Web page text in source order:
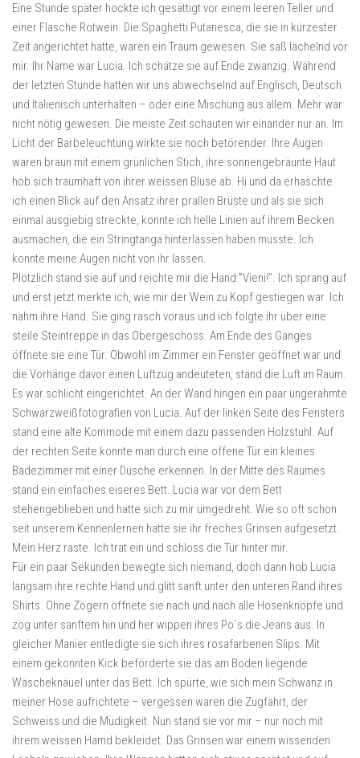
Eine Stunde später hockte ich gesättigt vor einem leeren Teller und
einer Flasche Rotwein. Die Spaghetti Putanesca, die sie in kürzester
Zeit angerichtet hatte, waren ein Traum gewesen. Sie saß lächelnd vor
mir. Ihr Name war Lucia. Ich schätze sie auf Ende zwanzig. Während
der letzten Stunde hatten wir uns abwechselnd auf Englisch, Deutsch
und Italienisch unterhalten – oder eine Mischung aus allem. Mehr war
nicht nötig gewesen. Die meiste Zeit schauten wir einander nur an. Im
Licht der Barbeleuchtung wirkte sie noch betörender. Ihre Augen
waren braun mit einem grünlichen Stich, ihre sonnengebräunte Haut
hob sich traumhaft von ihrer weissen Bluse ab. Hi und da erhaschte
ich einen Blick auf den Ansatz ihrer prallen Brüste und als sie sich
einmal ausgiebig streckte, konnte ich helle Linien auf ihrem Becken
ausmachen, die ein Stringtanga hinterlassen haben musste. Ich
konnte meine Augen nicht von ihr lassen.
Plötzlich stand sie auf und reichte mir die Hand:”Vieni!”. Ich sprang auf
und erst jetzt merkte ich, wie mir der Wein zu Kopf gestiegen war. Ich
nahm ihre Hand. Sie ging rasch voraus und ich folgte ihr über eine
steile Steintreppe in das Obergeschoss. Am Ende des Ganges
öffnete sie eine Tür. Obwohl im Zimmer ein Fenster geöffnet war und
die Vorhänge davor einen Luftzug andeuteten, stand die Luft im Raum.
Es war schlicht eingerichtet. An der Wand hingen ein paar ungerahmte
Schwarzweißfotografien von Lucia. Auf der linken Seite des Fensters
stand eine alte Kommode mit einem dazu passenden Holzstuhl. Auf
der rechten Seite konnte man durch eine offene Tür ein kleines
Badezimmer mit einer Dusche erkennen. In der Mitte des Raumes
stand ein einfaches eiseres Bett. Lucia war vor dem Bett
stehengeblieben und hatte sich zu mir umgedreht. Wie so oft schon
seit unserem Kennenlernen hatte sie ihr freches Grinsen aufgesetzt.
Mein Herz raste. Ich trat ein und schloss die Tür hinter mir.
Für ein paar Sekunden bewegte sich niemand, doch dann hob Lucia langsam ihre rechte Hand und glitt sanft unter den unteren Rand ihres Shirts. Ohne Zögern öffnete sie nach und nach alle Hosenknöpfe und zog unter sanftem hin und her wippen ihres Po´s die Jeans aus. In gleicher Manier entledigte sie sich ihres rosafarbenen Slips. Mit einem gekonnten Kick beförderte sie das am Boden liegende Wäscheknäuel unter das Bett. Ich spürte, wie sich mein Schwanz in meiner Hose aufrichtete – vergessen waren die Zugfahrt, der Schweiss und die Müdigkeit. Nun stand sie vor mir – nur noch mit ihrem weissen Hamd bekleidet. Das Grinsen war einem wissenden Lächeln gewichen. Ihre Wangen hatten sich etwas gerötet und auf ihrer Haut schimmerte ein dünner Schweissfilm. Das Pochen in meiner Hose wurde stärker. Ich machte einen Schritt auf sie zu, doch sie wich zurück. Langsam ging sie rückwärts zum Bett und setzte sich hin. Einen kurzen Augenblick glaubte ich, einen kleinen dunklen Haarschopf zwischen ihren Beinen zu erblicken, doch dann rutschte sie mit verschränkten Beinen auf das Bett nach hinten und legte sich auf den Rücken. Sie stellte ein Bein auf das Bett und ließ das andere Bein über den Bettrand nach unten baumeln. Mit geschlossenen Augen verweilte sie in dieser Position für eine halbe Ewigkeit. Nun musste auch ich grinsen. Die kleine Sau hatte es voll drauf. Ich griff mir mit der rechten Hand in den Schritt und ertastete durch den Stoff die Härte meines Ständers. Er hatte es sich senkrecht bequemgemacht und meine pralle Eichel lugte etwas über den Rand meiner Shorts heraus. Als ich wieder aufblickte sah ich, dass mich Lucia beobachtete. Sie hatte ihren Oberkörper leicht aufgerichtet und stützte sich mit den Ellbogen ab. Kaum merklich zog sie mit einer Hand ihr Shirt um ein paar Zentimeter nach oben, sodass ihre Scham zum Vorschein kam. Sie ließ sich wieder nach hinten gleiten, schloss die Augen und als sie wieder flach auf dem Rücken lag, spreizte sie wie zufällig ihre Beine – gerade so viel, dass ihre Spalte zum Vorschein kam. Langsam näherte ich mich ihr. Ich sank auf meine Knie, legte sachte meine Hände auf ihre Oberschenkel und eröffnete mir den wunderbarsten Ausblick, den ich auf meiner Reise haben sollte. Ich rutschte etwas nach vorn, positionierte mich mit meinem Oberkörper zwischen ihren Beinen und begann mit der Spitze meines rechten Zeigefingers eine kleine Reise über ihren weichen gebräunten Bauch wobei ich am Nabel startete, der noch halb vom Shirt verdeckt war. Ich wanderte weiter nach unten über ihren markanten Venushügel, der mit einem dichten aber scharf getrimmtem Haarbüschel in Form eines Dreiecks verziert war. An dessen unterer Spitze war ein kleines Muttermal, welches meinen Finger über den Kitzler und weiter über ihre zarten, rosaroten Schamlippen lenkte. Ich merkte wie Lucia tief durchatmete, dann hob sie ihr rechtes Bein, legte es mir über die linke Schulter und plazierte somit ihre wunderbare Muschi genau vor meinem Gesicht. “Du geiles Luder!” flüsterte ich grinsend mehr zu mir als zu ihr. Ich beugte mich leicht vor und vergrub meine Nase in das kleine Pelzdreieck auf ihrem Venushügel. Gierig nahm ich ihren Geruch in mich auf. Süsslich damfend und leicht verschwitzt von der Hitze Süditaliens. Ich konnte es nicht mehr erwarten, musste von ihrem Saft kosten und schickte meine Zunge auf Erkundungsreise. Zuerst verwöhnte ich die Innenseiten ihrer Schenkel – blieb aber immer in der Nähe ihrer weichen Schamlippen. Mit einem zarten Kuss auf ihren Kitzler wagte ich mich weiter vor. Sanft begann ich mit meiner Zunge, die äusseren Schamlippen zu öffnen und tauchte mit kurzen Zungenstössen in Lucia ein. Sie zuckte leicht, seufzte, hob ihr Becken und streckte sich mir auffordernd entgegen. Ich begann leicht über ihre Schamlippen zu lecken. Beginnend vom Damm bis zu der kleinen Perle am oberen Ende ihrer Muschi. Mit jeder Runde merkte ich, wie sie feuchter wurde und ich nahm jeden Tropfen gierig auf. Aus ihrem Seufzen wurde ein leises Stöhnen und ihr Becken bewegte sich immer stärker mit meinem Rhytmus. Ich riskierte einen kurzen Blick und sah, dass sie die Bluse weiter nach oben geschoben hatte und mit beiden Händen ihre kleinen dunklen Brustwarzen zwischen Zeigefinger und Daumen massierte. Beim Anblick ihrer prallen Brüste und ihres schweißverklebten Gesichtes registrierte ich wieder den steinharten Schwanz in meiner Hose. Meine Eier schmerzten wie kurz vor der Explosion und ein Schwall von Geilheit schwappte durch meinen Körper. Als Dank für diesen traumhaften Anblick umklammerte ich mit beiden Händen ihre beiden Pobacken bis sich meine Fingerspitzen in ihrer Arschritze wieder berührten. Sie schrie kurz auf und presste ihre Schenkel zusammen, sodaß ich für ein paar Augenblicke mit dem Gesicht in ihrer feuchten Pussy gefangen war. Ich nutzte den Moment und steckte meine Zunge so tief in sie hinein wie ich konnte. Nun war es um mich geschehen. Ich packte sie, schob sie weiter aufs Bett und hob ihr Becken so weit an, dass Muschi und Poloch schön erreichbar waren. Sie merkte was ich vorhatte, kam mir zuvor und drehte sich mit einem Ruck auf den Bauch. Dann streckte sie ihren Po in die Höhe, langte mit den Händen nach hinten und spreize langsam beide Backen auseinander. Währenddessen hatte ich mein T-Shirt und meine Shorts ausgezogen. Mein Schwanz und meine Eier wippten über den Rand meiner Unterhose. Ich ließ mich wieder auf die Knie fallen, vergrub mein Gesicht in ihrer Arschritze und begann wieder gierig über ihre Fotze zu schlecken. Aber die Bewegungen ihres Beckens zeigten mir eindeutig wo die Reise hingehen sollte. Ich ließ mich nicht lange bitten und rutschte mir meiner Zunge genüsslich über ihre triefenden Schamlippen, ihren Damm um sie schliesslich an ihrem Poloch mit meiner Zungenspitze zu kitzeln. Sie spreizte ihre Arschbacken weiter. Ich verstärkte den Druck mit meiner Zunge und kehrte immer wieder mit einer neuen Ladung süssen Saftes zu ihrem Poloch zurück. Lucia stöhnte auf wann immer ich meine Runde zwischen ihren Beinen beendete. Plötzlich endeten die kreisenden Bewegungen ihres Beckens.”Fuck me!” stöhnte sie in das Kissen, in das sie ihr Gesicht vergraben hatte. Ich zögerte. Sie richtete sich etwas auf, langte mit ihrer rechten Hand über ihr Poloch hinweg tätschelte ihre Pussy. “Fuck me!” wiederholte sie. Ihre Stimme vibrierte vor Geilheit und sie wippte dabei mit ihrem Becken vor und zurück. Ich schnellte auf, lehnte mich nach vorne, umklammerte ihr Becken mit beiden Händen und zog sie näher zum Bettrand. Halb kniend, halb auf dem Bauch liegend und mit weit gespreizten Backen schwebten ihre beiden Löcher in perfekter Höhe vor meinem pulsierenden Ständer. Vorsichtig legte ich ihn auf den Ansatz ihrer Arschritze. Lucia warf ihren Kopf in den Nacken und zitterte voller Erwartung. Ich zog mein Becken etwas zurück, sodass mein Schwanz mit dem Schaft über ihr Poloch hinunter auf ihre leicht geschwollenen Schamlippen rutschte. Sanft drückte ich gegen ihren feuchten Eingang, lenkte aber dann doch etwas nach unten, um mit der Eichel über ihren Kitzler Richtung Venushügel zu gleiten. Ich wiederholte dieses Spiel ein paar mal wobei Lucia immer wieder versuchte, durch Kippen und Strecken ihres Beckens mein Teil zum Eingang ihrer Fotze zu dirigieren. Schliesslich ließ sie ihren Kopf nach vorne fallen und flüsterte bettelnd:”Voglio il tuo cazzo!!” Ich hatte verstanden. Sobald meine Schwanzspitze auf der richtigen Höhe angelangt war erhöhte ich den Druck gegen ihre Lippen. Doch dieses Mal ließ ich nicht locker. Sanft und weich drang ich in sie ein. Lucias Körper vibrierte und wir stöhnten gleichzeitig auf. Ich ließ ihr Zeit, sodass sich ihre heisse, enge Muschi an meinen Schwanz anschmiegen konnte. Nach einigen Augenblicken begann sie, mir ihren Arsch entgegenzuschieben und nahm mich ganz in sie auf. Wir genossen das Gefühl in vollen Zügen und steigerten langsam unseren Rythmus um unserer Geilheit freien Lauf zu lassen. Wir wechselten uns ab. Einmal hielt Lucia still, streckte mir ihre Fotze entgegen und ließ sich von mir durchvögeln. Dann wieder stellte ich ihr meinen harten Schwanz zur Verfügung und sie fickte ihn nach allen Regeln der Lust. Ich saugte alle Eindrücke dieses Moments auf. Lucias Pferdeschwanz, der im Takt vor mir schaukelte. Die feinen Härchen auf ihrem schwitznassen Rücken. Ihr leises Stöhnen, nur ab und zu unterbrochen durch ein paar einzelne italienische Wortfezzen. Und vor allem die süsse Duftmischung unserer Säfte die mir mit jedem Fickstoß entgegenschwappte. Lustvoll blickte ich auf das zarte Poloch vor mir, das sich mir immer wieder entgegenschob und konnte nicht wiederstehen. Ich legte meine Hand auf ihren Arsch, holte mir mit meinem Daumen etwas von ihrem Pussywasser und begann zärtlich ihre Rosette zu massieren. Sie juchzte kurz auf, warf ihren Kof nach hinten und verlagerte nervös das Gewicht von einem Bein auf das andere. Dann presste sie sich mir so stark entgegen, dass mein Schwanz bis zum Ansatz in ihr verschwand. Ich grunzte vor Geilheit auf und erhöhte den Druck an ihrem Loch. Ihre Hand schnellte nach hinten und drückte meinen Daumen noch stärker gegen sie. Nocheinmal holte ich mir etwas von ihrem Gleitmittel und drängte dann vorsichtig meinen Daumen in ihr Poloch. Ihr Körper erbebte. Ich übernahm wieder die Führung, rammte ihr ein paar Mal mein Teil in die schmatzende Muschi, währende ich die Massage ihrer Rosette fortsetzte. Ihre Hand verschwand unter ihrem Körper und begann an ihrem Kitzler zu reiben. Meine Lust stieg ins Unermessliche und ich steigerte automatisch meine Stoßgeschwindigkeit. Lucia antwortete darauf mit immer lauterem Stöhnen. Mit einer Hand massierte sie ihre Lustperle und mit der anderen fasste sie nach hinten und spreizte erneut ihre Pobacken. Ich spürte wie meine Eier brannten und mein Schwanz in ihrer Pussy pumpte. Unsere Stöhnen steigerte sich immer mehr, wurde immer ungehaltener bis Lucia plötzlich stoppte. Sie stellte ihren Rücken auf und presste ihre